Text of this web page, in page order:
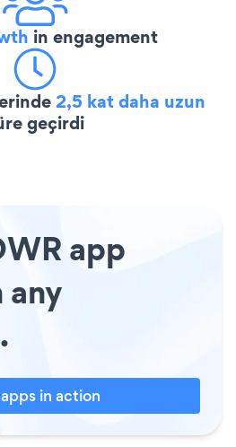
in engagement
2,5 kat daha uzun
geçirdi
app
in action